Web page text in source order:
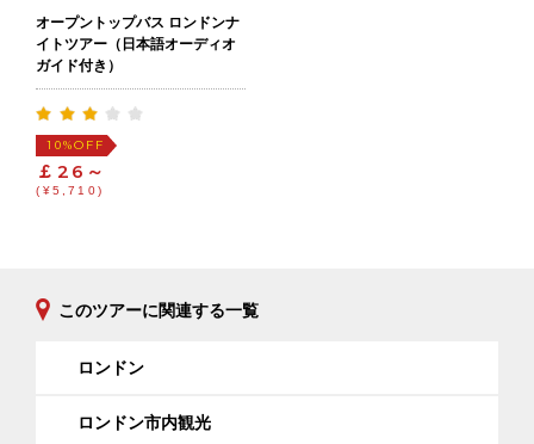
オープントップバス ロンドンナ
イトツアー（日本語オーディオ
ガイド付き）
10%OFF
￡26～
(¥5,710)
このツアーに関連する一覧
ロンドン
ロンドン市内観光